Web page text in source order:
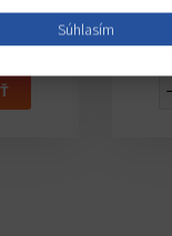
€
Súhlasím